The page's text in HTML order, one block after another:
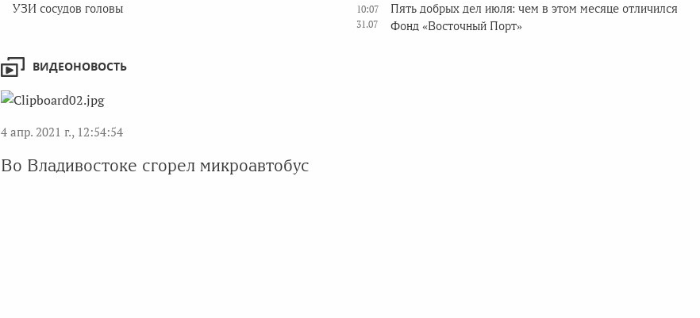
УЗИ сосудов головы
10:07
31.07
Пять добрых дел июля: чем в этом месяце отличился
Фонд «Восточный Порт»
ВИДЕОНОВОСТЬ
4 апр. 2021 г., 12:54:54
Во Владивостоке сгорел микроавтобус